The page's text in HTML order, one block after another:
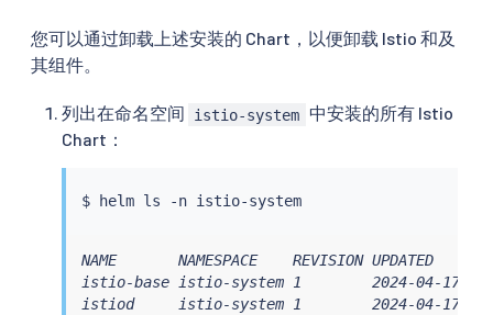
您可以通过卸载上述安装的 Chart，以便卸载 Istio 和及
其组件。
列出在命名空间 istio-system 中安装的所有 Istio
Chart：
$ helm ls -n istio-system
NAME       NAMESPACE    REVISION
istio-base istio-system 1        2024-04-17
istiod     istio-system 1        2024-04-17